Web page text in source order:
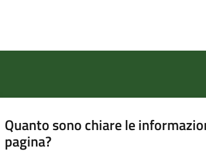
Quanto sono chiare le
pagina?